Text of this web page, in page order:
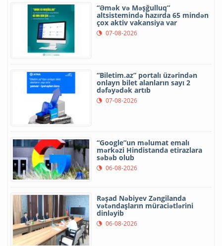
“Əmək və Məşğulluq”
altsistemində hazırda 65 mindən
çox aktiv vakansiya var
07-08-2026
“Biletim.az” portalı üzərindən
onlayn bilet alanların sayı 2
dəfəyədək artıb
07-08-2026
“Google”un məlumat emalı
mərkəzi Hindistanda etirazlara
səbəb olub
06-08-2026
Rəşad Nəbiyev Zəngilanda
vətəndaşların müraciətlərini
dinləyib
06-08-2026